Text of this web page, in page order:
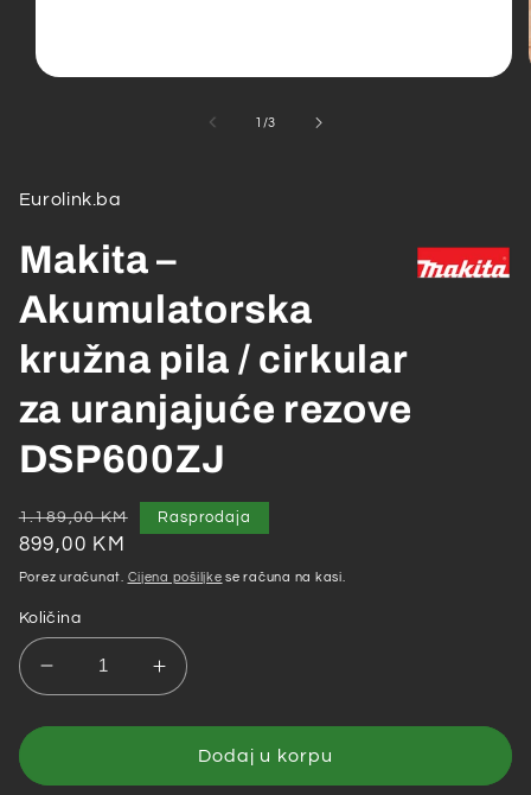
1 /od
3
Eurolink.ba
Makita –
Akumulatorska
kružna pila / cirkular
za uranjajuće rezove
DSP600ZJ
Redovna
cijena
1.189,00 KM
Akcijska
cijena
899,00 KM
Rasprodaja
Porez uračunat. Cijena pošiljke se računa na kasi.
Količina
Smanji
količinu
za
–
Povećaj
količinu
za
Makita
–
Dodaj u korpu